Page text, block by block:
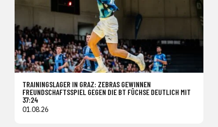
TRAININGSLAGER IN GRAZ: ZEBRAS GEWINNEN
FREUNDSCHAFTSSPIEL GEGEN DIE BT FÜCHSE DEUTLICH MIT
37:24
01.08.26